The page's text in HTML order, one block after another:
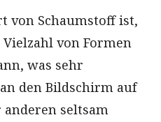
von Schaumstoff ist,
von Formen
was sehr
den Bildschirm auf
anderen seltsam